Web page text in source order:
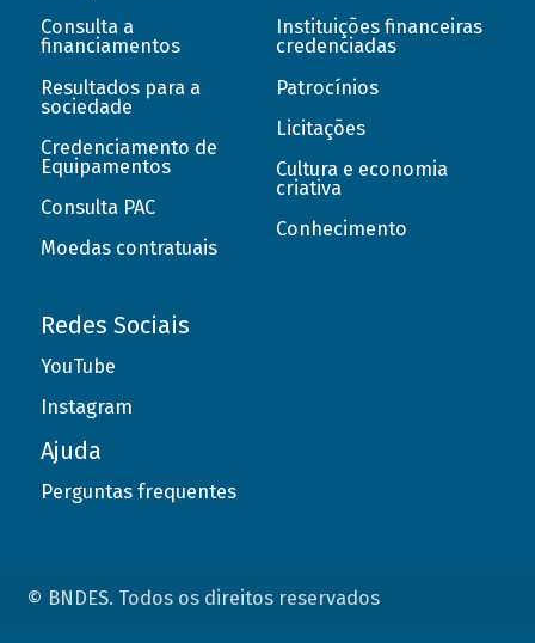
Consulta a
financiamentos
Resultados para a
sociedade
Credenciamento de
Equipamentos
Consulta PAC
Moedas contratuais
Instituições financeiras
credenciadas
Patrocínios
Licitações
Cultura e economia
criativa
Conhecimento
Redes Sociais
YouTube
Instagram
Ajuda
Perguntas frequentes
© BNDES. Todos os direitos reservados